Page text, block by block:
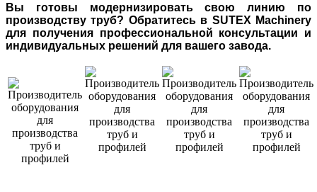
Вы готовы модернизировать свою линию по
производству труб? Обратитесь в SUTEX Machinery
для получения профессиональной консультации и
индивидуальных решений для вашего завода.